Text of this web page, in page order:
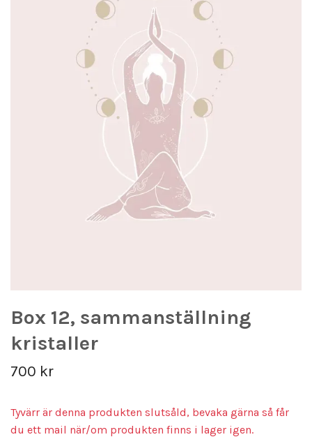
Box 12, sammanställning
kristaller
700 kr
Tyvärr är denna produkten slutsåld, bevaka gärna så får
du ett mail när/om produkten finns i lager igen.